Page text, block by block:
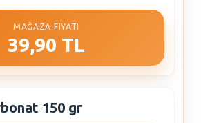
MAĞAZA FIYATI
39,90 TL
150 gr